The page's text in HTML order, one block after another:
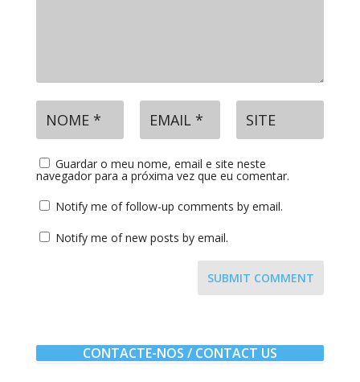
Guardar o meu nome, email e site neste
navegador para a próxima vez que eu comentar.
Notify me of follow-up comments by email.
Notify me of new posts by email.
SUBMIT COMMENT
CONTACTE-NOS / CONTACT US